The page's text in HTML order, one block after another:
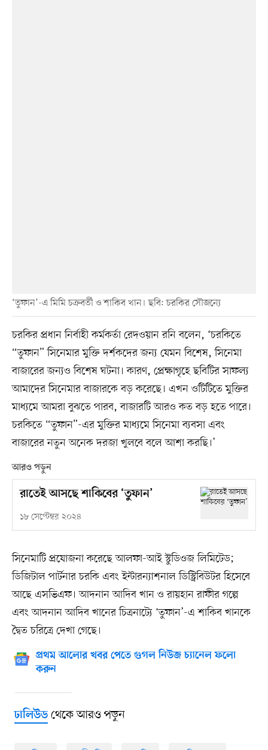
‘তুফান’-এ মিমি চক্রবর্তী ও শাকিব খান। ছবি: চরকির সৌজন্যে
চরকির প্রধান নির্বাহী কর্মকর্তা রেদওয়ান রনি বলেন, ‘চরকিতে
“তুফান” সিনেমার মুক্তি দর্শকদের জন্য যেমন বিশেষ, সিনেমা
বাজারের জন্যও বিশেষ ঘটনা। কারণ, প্রেক্ষাগৃহে ছবিটির সাফল্য
আমাদের সিনেমার বাজারকে বড় করেছে। এখন ওটিটিতে মুক্তির
মাধ্যমে আমরা বুঝতে পারব, বাজারটি আরও কত বড় হতে পারে।
চরকিতে “তুফান”-এর মুক্তির মাধ্যমে সিনেমা ব্যবসা এবং
বাজারের নতুন অনেক দরজা খুলবে বলে আশা করছি।’
আরও পড়ুন
রাতেই আসছে শাকিবের ‘তুফান’
১৮ সেপ্টেম্বর ২০২৪
সিনেমাটি প্রযোজনা করেছে আলফা-আই স্টুডিওজ লিমিটেড;
ডিজিটাল পার্টনার চরকি এবং ইন্টারন্যাশনাল ডিস্ট্রিবিউটর হিসেবে
আছে এসভিএফ। আদনান আদিব খান ও রায়হান রাফীর গল্পে
এবং আদনান আদিব খানের চিত্রনাট্যে ‘তুফান’-এ শাকিব খানকে
দ্বৈত চরিত্রে দেখা গেছে।
প্রথম আলোর খবর পেতে গুগল নিউজ চ্যানেল ফলো
করুন
ঢালিউডথেকে আরও পড়ুন